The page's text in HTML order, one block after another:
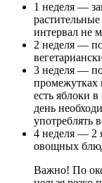
1 неделя —
интервал не
2 неделя —
3 неделя —
есть яблоки
день
употреблять
4 неделя — 2
овощных
Важно! По